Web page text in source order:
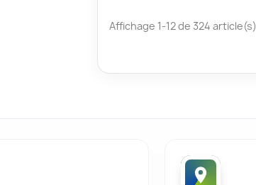
Affichage 1-12 de 324 article(s)